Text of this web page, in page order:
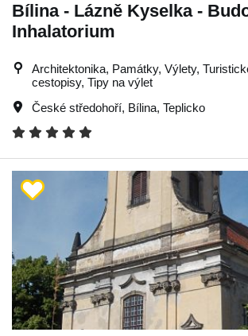
Bílina - Lázně Kyselka -
Inhalatorium
Architektonika, Památky, Výlety,
cestopisy, Tipy na výlet
České středohoří, Bílina, Teplicko